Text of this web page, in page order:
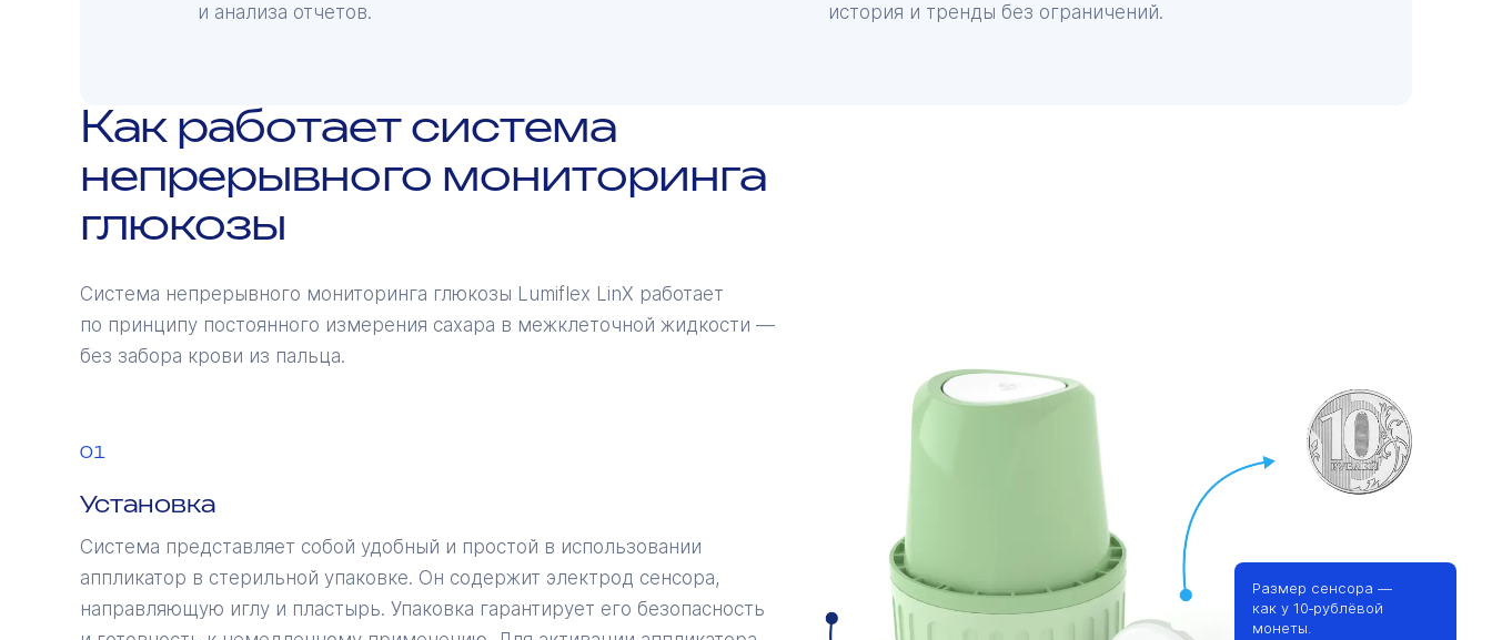
и анализа отчетов.
история и тренды без ограничений.
Как работает система
непрерывного мониторинга
глюкозы
Система непрерывного мониторинга глюкозы Lumiflex LinX работает
по принципу постоянного измерения сахара в межклеточной жидкости —
без забора крови из пальца.
01
Установка
Система представляет собой удобный и простой в использовании
аппликатор в стерильной упаковке. Он содержит электрод сенсора,
направляющую иглу и пластырь. Упаковка гарантирует его безопасность
Размер сенсора —
как у 10‑рублёвой
монеты.